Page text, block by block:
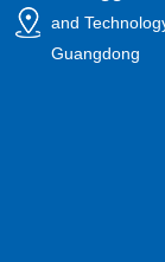
and
Guangdong